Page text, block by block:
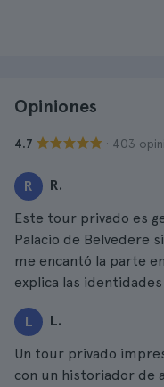
Opiniones
4.7 · 403
R R.
Este tour privado es
Palacio de Belvedere
me encantó la parte
explica las
L L.
Un tour privado
con un historiador de